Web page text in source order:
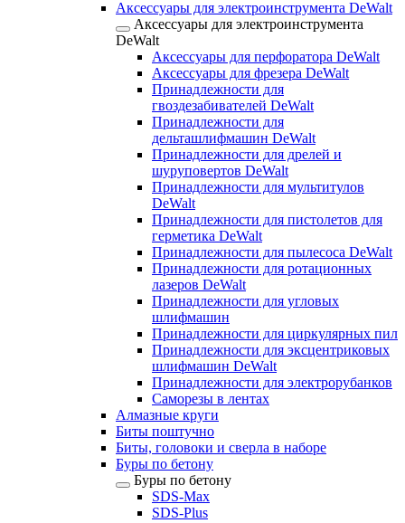
Аксессуары для электроинструмента DeWalt
Аксессуары для электроинструмента
DeWalt
Аксессуары для перфоратора DeWalt
Аксессуары для фрезера DeWalt
Принадлежности для
гвоздезабивателей DeWalt
Принадлежности для
дельташлифмашин DeWalt
Принадлежности для дрелей и
шуруповертов DeWalt
Принадлежности для мультитулов
DeWalt
Принадлежности для пистолетов для
герметика DeWalt
Принадлежности для пылесоса DeWalt
Принадлежности для ротационных
лазеров DeWalt
Принадлежности для угловых
шлифмашин
Принадлежности для циркулярных пил
Принадлежности для эксцентриковых
шлифмашин DeWalt
Принадлежности для электрорубанков
Саморезы в лентах
Алмазные круги
Биты поштучно
Биты, головоки и сверла в наборе
Буры по бетону
Буры по бетону
SDS-Max
SDS-Plus